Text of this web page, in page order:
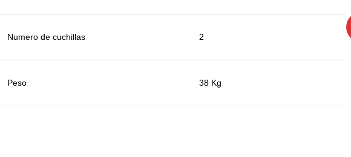
Numero de cuchillas 2
Peso 38 Kg